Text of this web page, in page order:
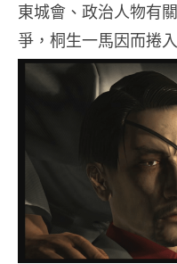
東城會、政治人物有
爭，桐生一馬因而捲